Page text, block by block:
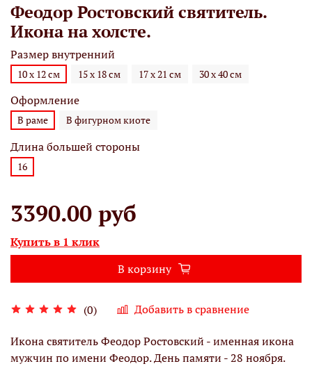
Феодор Ростовский святитель.
Икона на холсте.
(0) Добавить в сравнение
Размер внутренний
10 х 12 см 15 х 18 см 17 х 21 см 30 х 40 см
Оформление
В раме В фигурном киоте
Длина большей стороны
16
3390.00 руб
Купить в 1 клик
В корзину
Икона святитель Феодор Ростовский - именная икона
мужчин по имени Феодор. День памяти - 28 ноября.